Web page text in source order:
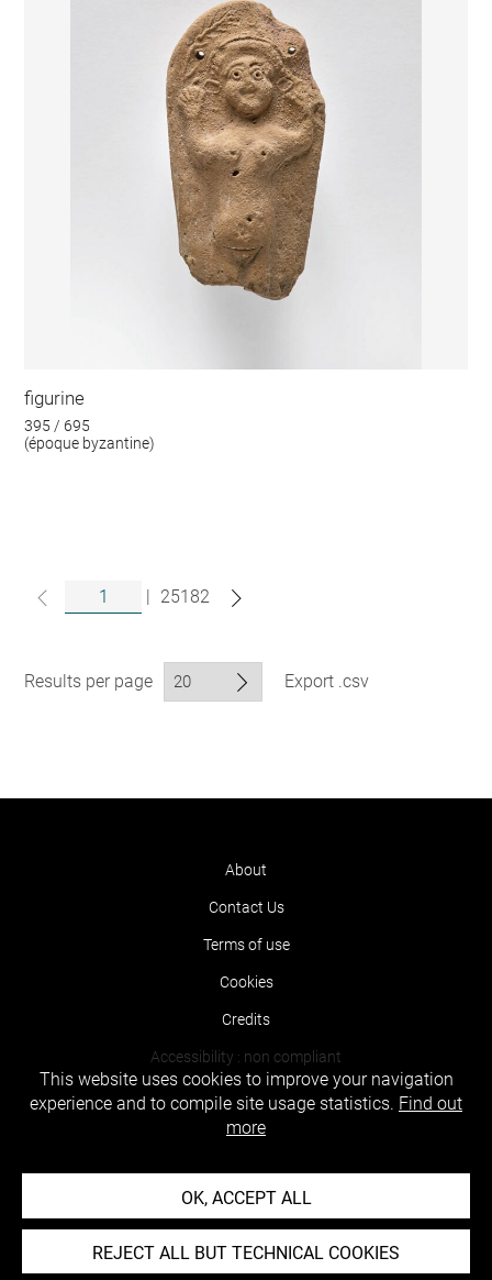
figurine
395 / 695
(époque byzantine)
| 25182
Results per page Export .csv
About
Contact Us
Terms of use
Cookies
Credits
Accessibility : non compliant
This website uses cookies to improve your navigation
experience and to compile site usage statistics. Find out
more
OK, ACCEPT ALL
REJECT ALL BUT TECHNICAL COOKIES